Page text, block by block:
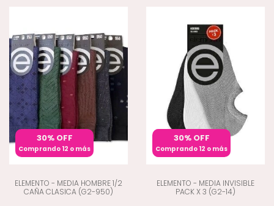
30% OFF
Comprando 12 o más
ELEMENTO - MEDIA HOMBRE 1/2
CAÑA CLASICA (G2-950)
30% OFF
Comprando 12 o más
ELEMENTO - MEDIA INVISIBLE
PACK X 3 (G2-14)